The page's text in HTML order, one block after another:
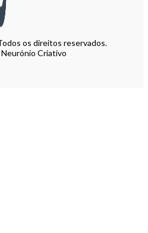
os direitos reservados.
Criativo